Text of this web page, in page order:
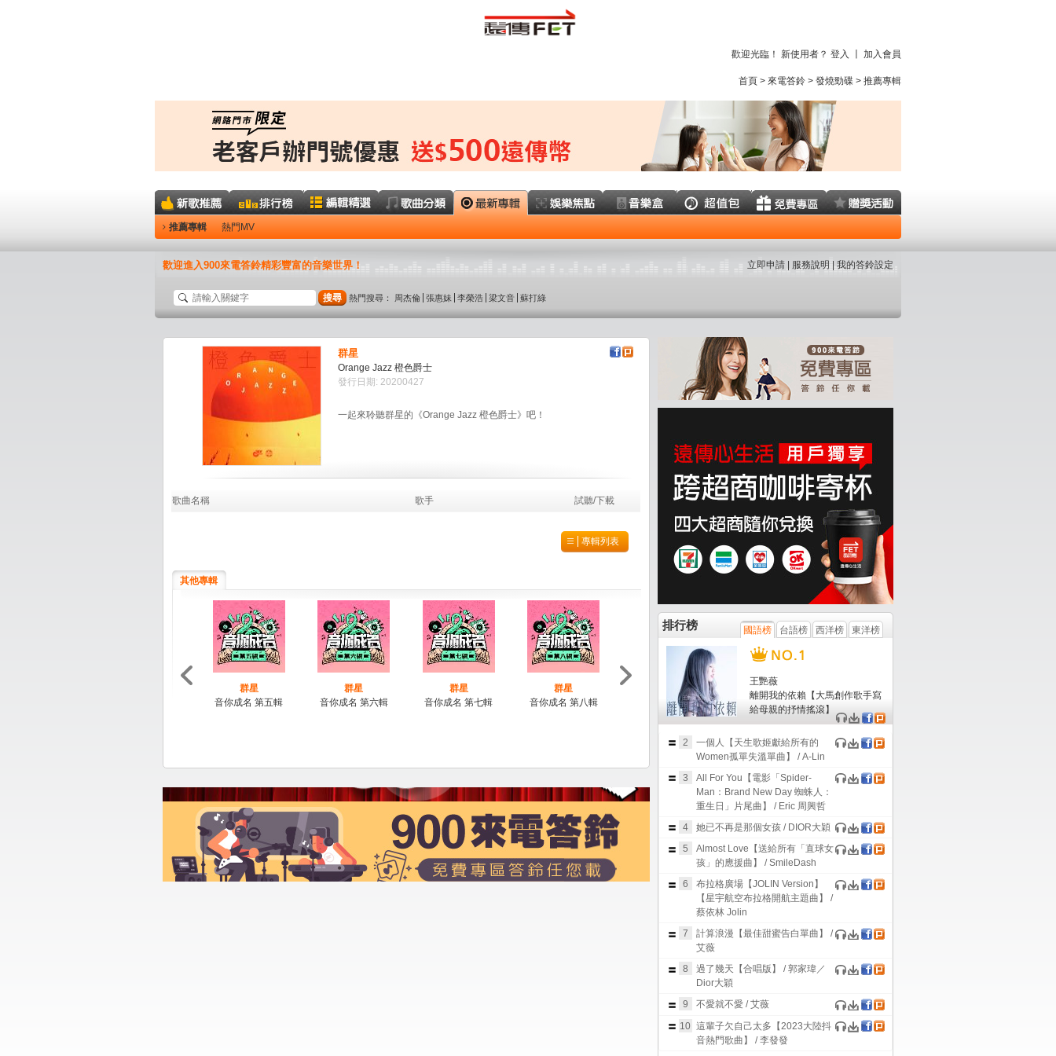
歡迎光臨！ 新使用者？ 登入 加入會員
首頁 > 來電答鈴 > 發燒勁碟 > 推薦專輯
推薦專輯 熱門MV
歡迎進入900來電答鈴精彩豐富的音樂世界！ 立即申請 服務說明 我的答鈴設定
搜尋 熱門搜尋： 周杰倫 張惠妹 李榮浩 梁文音 蘇打綠
群星
Orange Jazz 橙色爵士
發行日期: 20200427
一起來聆聽群星的《Orange Jazz 橙色爵士》吧！
歌曲名稱 歌手 試聽/下載
專輯列表
其他專輯
群星
音你成名 第五輯
群星
音你成名 第六輯
群星
音你成名 第七輯
群星
音你成名 第八輯
音你成名 第九輯
群星
音你成名 第十輯
電視劇《太古神王》原
聲帶
排行榜 國語榜
王艷薇
離開我的依賴【大馬創作歌手寫
給母親的抒情搖滾】
2
一個人【天生歌姬獻給所有的
Women孤單失溫單曲】 / A-Lin
3
All For You【電影「Spider-
Man：Brand New Day 蜘蛛人：
重生日」片尾曲】 / Eric 周興哲
4
她已不再是那個女孩 / DIOR大穎
5
Almost Love【送給所有「直球女
孩」的應援曲】 / SmileDash
6
布拉格廣場【JOLIN Version】
【星宇航空布拉格開航主題曲】 /
蔡依林 Jolin
7
計算浪漫【最佳甜蜜告白單曲】 /
艾薇
8
過了幾天【合唱版】 / 郭家瑋／
Dior大穎
9
不愛就不愛 / 艾薇
10 這輩子欠自己太多【2023大陸抖
音熱門歌曲】 / 李發發
台語榜 西洋榜 東洋榜